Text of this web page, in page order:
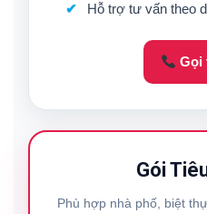
Hỗ trợ tư vấn theo
Gọi
Gói
Phù hợp nhà phố, biệt